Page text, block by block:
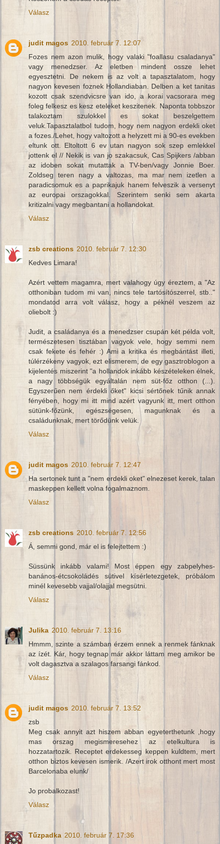
Válasz
judit magos 2010. február 7. 12:07
Fozes nem azon mulik, hogy valaki "foallasu csaladanya"
vagy menedzser. Az eletben mindent ossze lehet
egyesztetni. De nekem is az volt a tapasztalatom, hogy
nagyon kevesen foznek Hollandiaban. Delben a ket tanitas
kozott csak szendvicsre van ido, a korai vacsorara meg
foleg felkesz es kesz eteleket keszitenek. Naponta tobbszor
talakoztam szulokkel es sokat beszelgettem
veluk.Tapasztalatbol tudom, hogy nem nagyon erdekli oket
a fozes./Lehet, hogy valtozott a helyzett mi a 90-es evekben
eltunk ott. Eltoltott 6 ev utan nagyon sok szep emlekkel
jottenk el // Nekik is van jo szakacsuk, Cas Spijkers /abban
az idoben sokat mutattak a TV-ben/vagy Jonnie Boer.
Zoldseg teren nagy a valtozas, ma mar nem izetlen a
paradicsomuk es a paprikajuk hanem felveszik a versenyt
az europai orszagokkal. Szerintem senki sem akarta
kritizalni vagy megbantani a hollandokat.
Válasz
zsb creations 2010. február 7. 12:30
Kedves Limara!
Azért vettem magamra, mert valahogy úgy éreztem, a "Az
otthoniban tudom mi van, nincs tele tartósítószerrel, stb.."
mondatod arra volt válasz, hogy a péknél veszem az
oliebolt :)
Judit, a családanya és a menedzser csupán két példa volt,
természetesen tisztában vagyok vele, hogy semmi nem
csak fekete és fehér :) Ami a kritika és megbántást illeti,
túlérzékeny vagyok, ezt elismerem, de egy gasztroblogon a
kijelentés miszerint "a hollandok inkább készételeken élnek,
a nagy többségük egyáltalán nem süt-főz otthon (...).
Egyszerűen nem érdekli őket" kicsi sértőnek tűnik annak
fényében, hogy mi itt mind azért vagyunk itt, mert otthon
sütünk-főzünk, egészségesen, magunknak és a
családunknak, mert törődünk velük.
Válasz
judit magos 2010. február 7. 12:47
Ha sertonek tunt a "nem erdekli oket" elnezeset kerek, talan
maskeppen kellett volna fogalmaznom.
Válasz
zsb creations 2010. február 7. 12:56
Á, semmi gond, már el is felejtettem :)
Süssünk inkább valami! Most éppen egy zabpelyhes-
banános-étcsokoládés sütivel kísérletezgetek, próbálom
minél kevesebb vajjal/olajjal megsütni.
Válasz
Julika 2010. február 7. 13:16
Hmmm, szinte a számban érzem ennek a renmek fánknak
az ízét. Kár, hogy tegnap már akkor láttam meg amikor be
volt dagasztva a szalagos farsangi fánkod.
Válasz
judit magos 2010. február 7. 13:52
zsb
Meg csak annyit azt hiszem abban egyeterthetunk ,hogy
mas orszag megismeresehez az etelkultura is
hozzatartozik. Receptet erdekesseg keppen kuldtem, mert
otthon biztos kevesen ismerik. /Azert irok otthont mert most
Barcelonaba elunk/
Jo probalkozast!
Válasz
Tűzpadka 2010. február 7. 17:36